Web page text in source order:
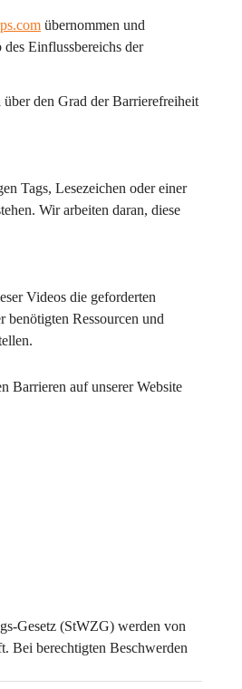
übernommen und
Einflussbereichs der
den Grad der Barrierefreiheit
Tags, Lesezeichen oder einer
Wir arbeiten daran, diese
Videos die geforderten
Ressourcen und
Barrieren auf unserer Website
Gesetz (StWZG) werden von
Bei berechtigten Beschwerden